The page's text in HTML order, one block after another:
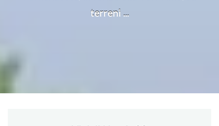
terreni ...